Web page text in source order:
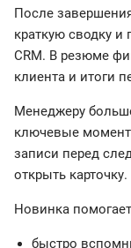
После
краткую сводку и
CRM. В резюме
клиента и итоги
Менеджеру
ключевые
записи перед
открыть карточку.
Новинка
быстро